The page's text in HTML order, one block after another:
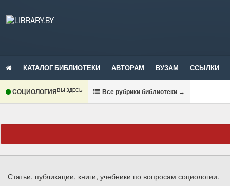
КАТАЛОГ БИБЛИОТЕКИ АВТОРАМ ВУЗАМ ССЫЛКИ
СОЦИОЛОГИЯВЫ ЗДЕСЬ Все рубрики библиотеки →
Статьи, публикации, книги, учебники по вопросам социологии.